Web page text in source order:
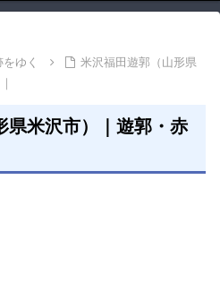
ゆく
米沢福田遊郭（山形県
県米沢市）｜遊郭・赤